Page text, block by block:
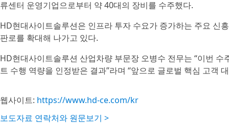
류센터 운영기업으로부터 약 40대의 장비를 수주했다.
HD현대사이트솔루션은 인프라 투자 수요가 증가하는 주요 신
판로를 확대해 나가고 있다.
HD현대사이트솔루션 산업차량 부문장 오병수 전무는 “이번
트 수행 역량을 인정받은 결과”라며 “앞으로 글로벌 핵심 고객
웹사이트: https://www.hd-ce.com/kr
보도자료 연락처와 원문보기 >